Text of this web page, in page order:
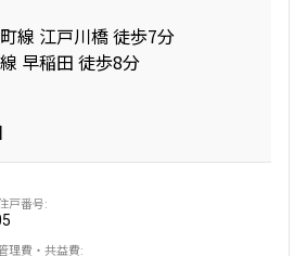
線 江戸川橋 徒歩7分
早稲田 徒歩8分